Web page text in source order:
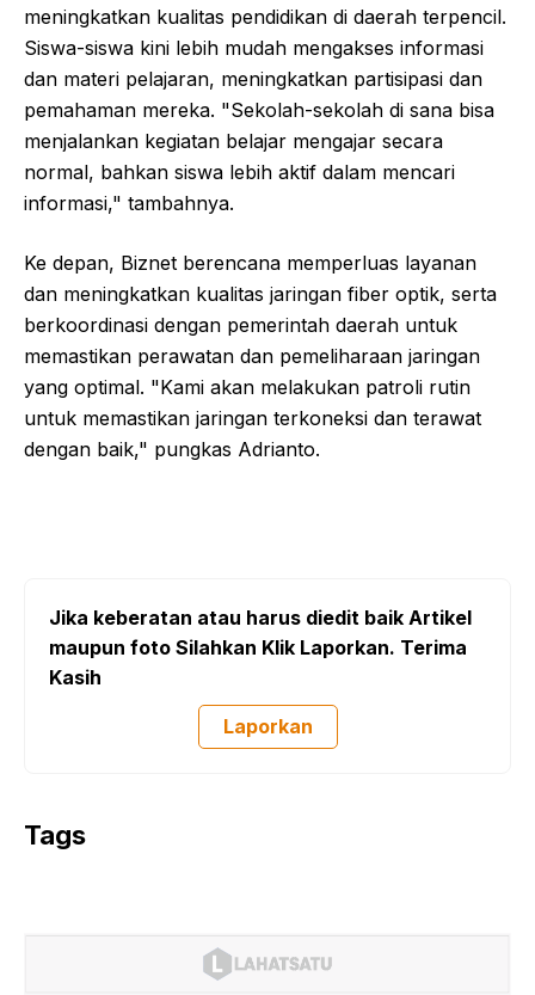
meningkatkan kualitas pendidikan di daerah terpencil.
Siswa-siswa kini lebih mudah mengakses informasi
dan materi pelajaran, meningkatkan partisipasi dan
pemahaman mereka. "Sekolah-sekolah di sana bisa
menjalankan kegiatan belajar mengajar secara
normal, bahkan siswa lebih aktif dalam mencari
informasi," tambahnya.
Ke depan, Biznet berencana memperluas layanan
dan meningkatkan kualitas jaringan fiber optik, serta
berkoordinasi dengan pemerintah daerah untuk
memastikan perawatan dan pemeliharaan jaringan
yang optimal. "Kami akan melakukan patroli rutin
untuk memastikan jaringan terkoneksi dan terawat
dengan baik," pungkas Adrianto.
Jika keberatan atau harus diedit baik Artikel
maupun foto Silahkan Klik Laporkan. Terima
Kasih
Laporkan
Tags